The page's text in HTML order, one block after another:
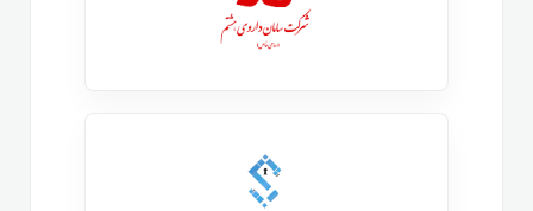
این دوره آموزشی برای افرادی طراحی شده که میخواهند